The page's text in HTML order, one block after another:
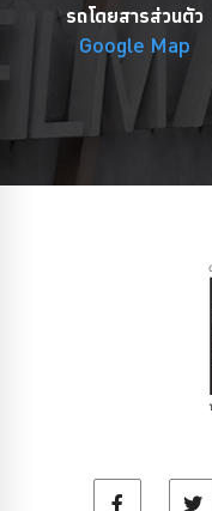
รถโดยสารส่วนตัว
Google Map